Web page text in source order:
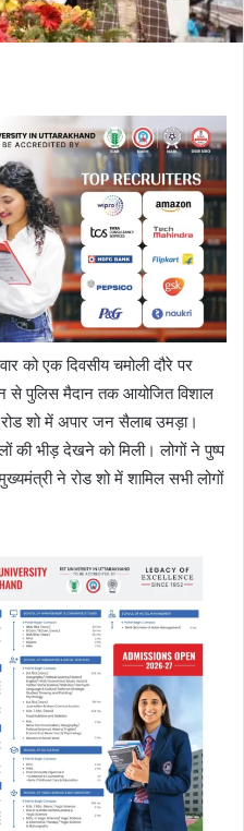
को एक दिवसीय चमोली दौरे पर
से पुलिस मैदान तक आयोजित विशाल
शो में अपार जन सैलाब उमड़ा।
की भीड़ देखने को मिली। लोगों ने पुष्प
ने रोड शो में शामिल सभी लोगों